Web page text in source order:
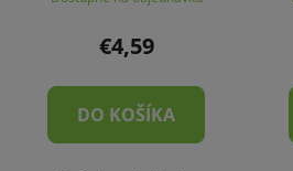
€4,59
DO KOŠÍKA